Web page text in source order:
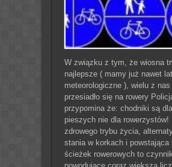
W związku z tym, że wiosna
najlepsze ( mamy już nawet
meteorologiczne ), wielu z nas
przesiadło się na rowery
przypomina że: chodniki są dla
pieszych nie dla rowerzystów!
zdrowego trybu życia,
stania w korkach i powstająca
ścieżek rowerowych to